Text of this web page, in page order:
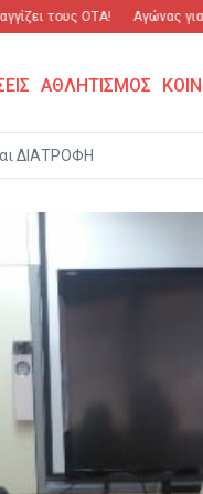
τους ΟΤΑ! Αγώνας για το
ΑΘΛΗΤΙΣΜΟΣ
ΔΙΑΤΡΟΦΗ